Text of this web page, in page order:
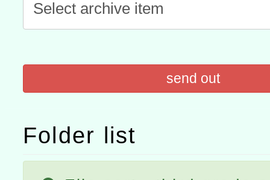
市孔廟祈福系列活動—儒
航」
2026年桃園地景藝術節教
send out
Folder list